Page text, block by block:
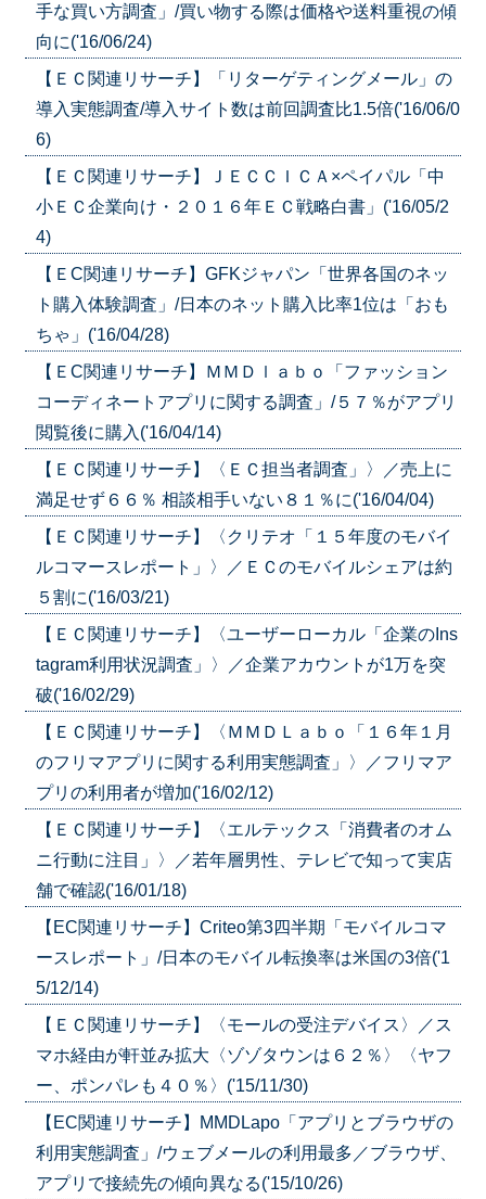
手な買い方調査」/買い物する際は価格や送料重視の傾
向に('16/06/24)
【ＥＣ関連リサーチ】「リターゲティングメール」の
導入実態調査/導入サイト数は前回調査比1.5倍('16/06/0
6)
【ＥＣ関連リサーチ】ＪＥＣＣＩＣＡ×ペイパル「中
小ＥＣ企業向け・２０１６年ＥＣ戦略白書」('16/05/2
4)
【ＥC関連リサーチ】GFKジャパン「世界各国のネッ
ト購入体験調査」/日本のネット購入比率1位は「おも
ちゃ」('16/04/28)
【ＥC関連リサーチ】ＭＭＤｌａｂｏ「ファッション
コーディネートアプリに関する調査」/５７％がアプリ
閲覧後に購入('16/04/14)
【ＥＣ関連リサーチ】〈ＥＣ担当者調査」〉／売上に
満足せず６６％ 相談相手いない８１％に('16/04/04)
【ＥＣ関連リサーチ】〈クリテオ「１５年度のモバイ
ルコマースレポート」〉／ＥＣのモバイルシェアは約
５割に('16/03/21)
【ＥＣ関連リサーチ】〈ユーザーローカル「企業のIns
tagram利用状況調査」〉／企業アカウントが1万を突
破('16/02/29)
【ＥＣ関連リサーチ】〈ＭＭＤＬａｂｏ「１６年１月
のフリマアプリに関する利用実態調査」〉／フリマア
プリの利用者が増加('16/02/12)
【ＥＣ関連リサーチ】〈エルテックス「消費者のオム
ニ行動に注目」〉／若年層男性、テレビで知って実店
舗で確認('16/01/18)
【EC関連リサーチ】Criteo第3四半期「モバイルコマ
ースレポート」/日本のモバイル転換率は米国の3倍('1
5/12/14)
【ＥＣ関連リサーチ】〈モールの受注デバイス〉／ス
マホ経由が軒並み拡大〈ゾゾタウンは６２％〉〈ヤフ
ー、ポンパレも４０％〉('15/11/30)
【EC関連リサーチ】MMDLapo「アプリとブラウザの
利用実態調査」/ウェブメールの利用最多／ブラウザ、
アプリで接続先の傾向異なる('15/10/26)